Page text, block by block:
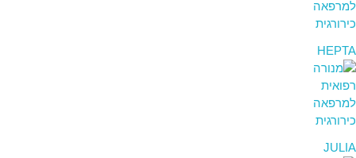
HEPTA
JULIA